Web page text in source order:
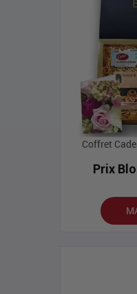
Coffret
Prix